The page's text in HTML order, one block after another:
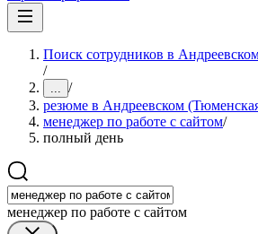
Поиск сотрудников в
/
... /
резюме в Андреевском
менеджер по работе с сайтом/
полный день
менеджер по работе с сайтом